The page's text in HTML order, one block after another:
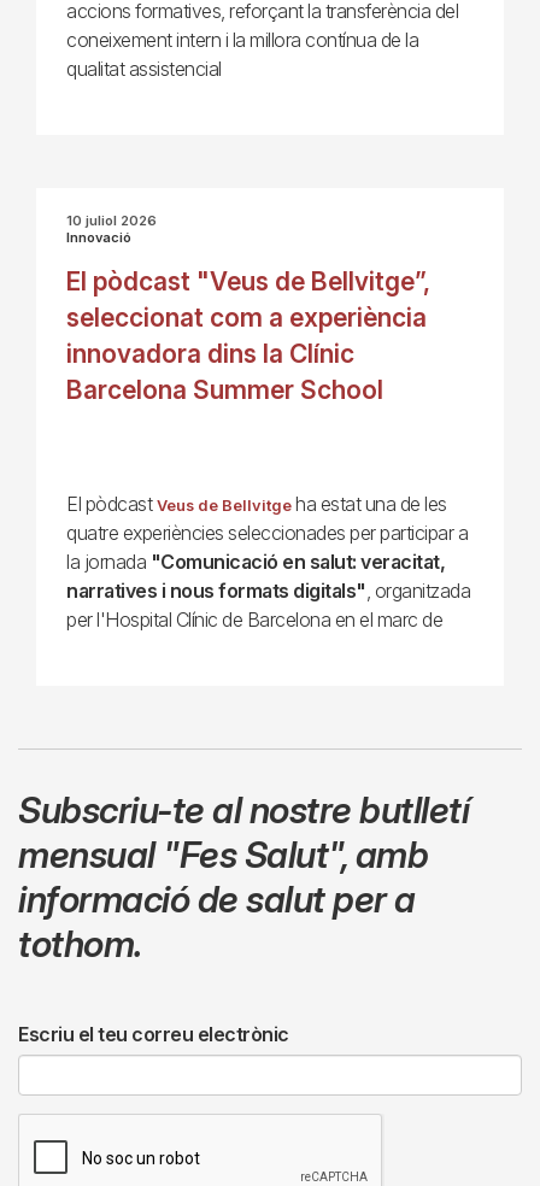
accions formatives, reforçant la transferència del
coneixement intern i la millora contínua de la
qualitat assistencial
10 juliol 2026
Innovació
El pòdcast "Veus de Bellvitge”,
seleccionat com a experiència
innovadora dins la Clínic
Barcelona Summer School
El pòdcast Veus de Bellvitgeha estat una de les
quatre experiències seleccionades per participar a
la jornada "Comunicació en salut: veracitat,
narratives i nous formats digitals" , organitzada
per l'Hospital Clínic de Barcelona en el marc de
Subscriu-te al nostre butlletí
mensual "Fes Salut",amb
informació de salut per a
tothom.
Escriu el teu correu electrònic